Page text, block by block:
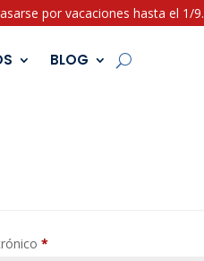
por vacaciones hasta el 1/9.
BLOG
*